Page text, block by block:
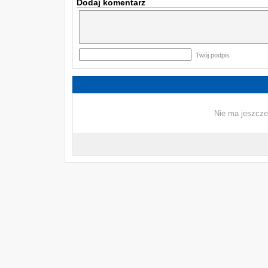
Dodaj komentarz
Twój podpis
Nie ma